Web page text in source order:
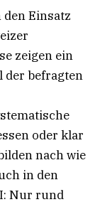
Einsatz
zeigen ein
der befragten
oder klar
nach wie
in den
Nur rund